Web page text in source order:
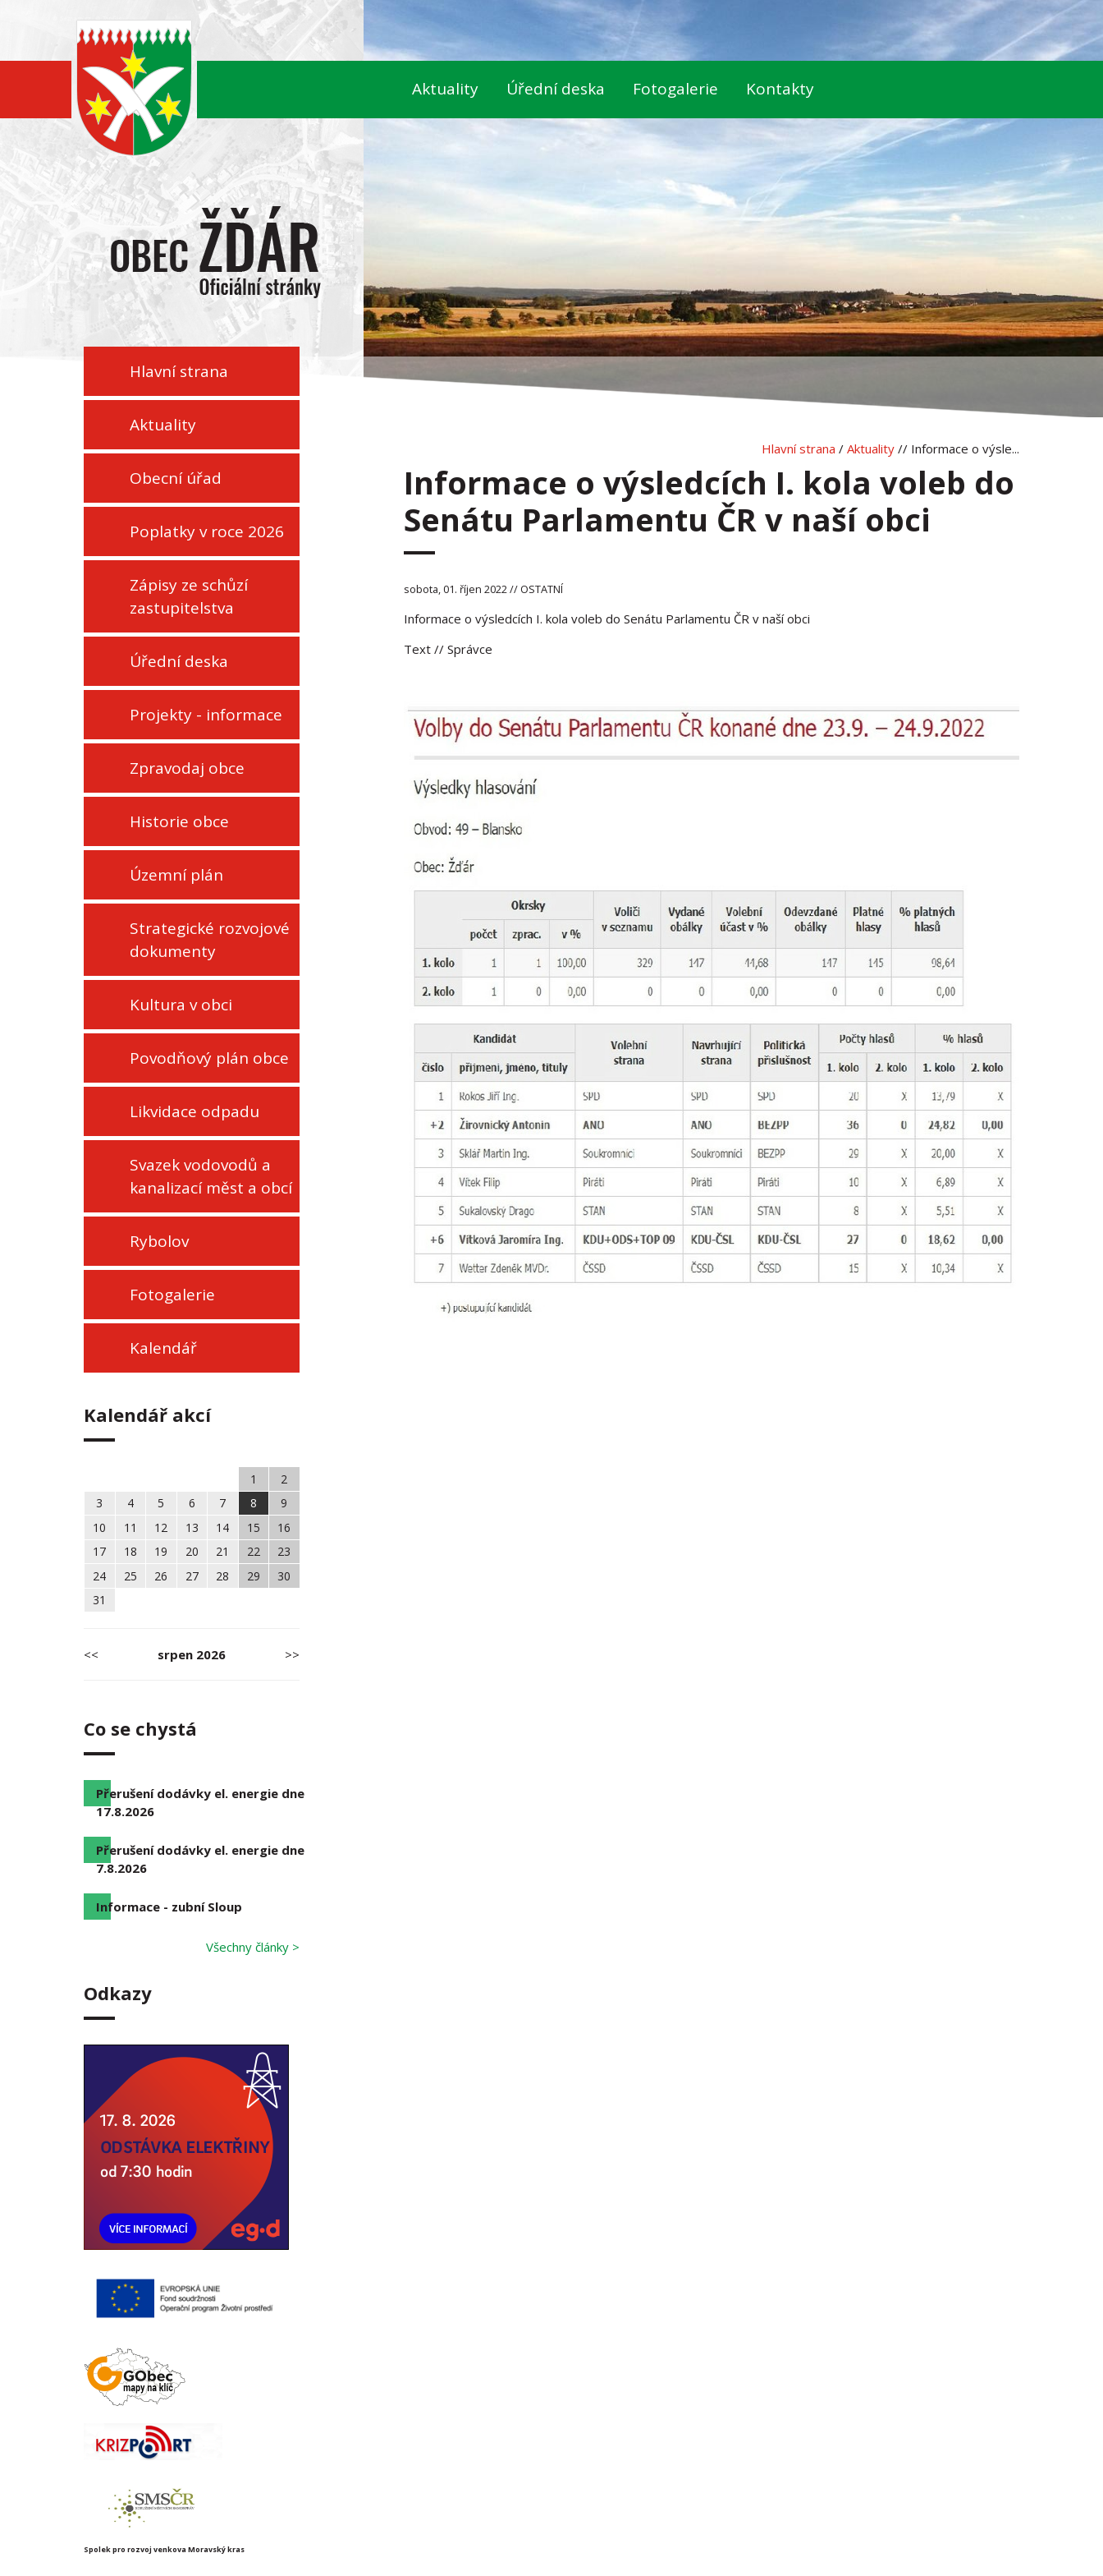
Aktuality Úřední deska Fotogalerie Kontakty
Hlavní strana
Aktuality
Obecní úřad
Poplatky v roce 2026
Zápisy ze schůzí
zastupitelstva
Úřední deska
Projekty - informace
Zpravodaj obce
Historie obce
Územní plán
Strategické rozvojové
dokumenty
Kultura v obci
Povodňový plán obce
Likvidace odpadu
Svazek vodovodů a
kanalizací měst a obcí
Rybolov
Fotogalerie
Kalendář
Kalendář akcí
1
2
3
4 5 6 7 8
9
10
11 12 13 14 15
16
17
18 19 20 21 22
23
24
25 26 27 28 29
30
31
<< srpen 2026 >>
Co se chystá
Přerušení dodávky el. energie dne
17.8.2026
Přerušení dodávky el. energie dne
7.8.2026
Informace - zubní Sloup
Všechny články >
Odkazy
Spolek pro rozvoj venkova Moravský kras
Hlavní strana / Aktuality // Informace o výsle...
Informace o výsledcích I. kola voleb do
Senátu Parlamentu ČR v naší obci
sobota, 01. říjen 2022 // OSTATNÍ
Informace o výsledcích I. kola voleb do Senátu Parlamentu ČR v naší obci
Text // Správce